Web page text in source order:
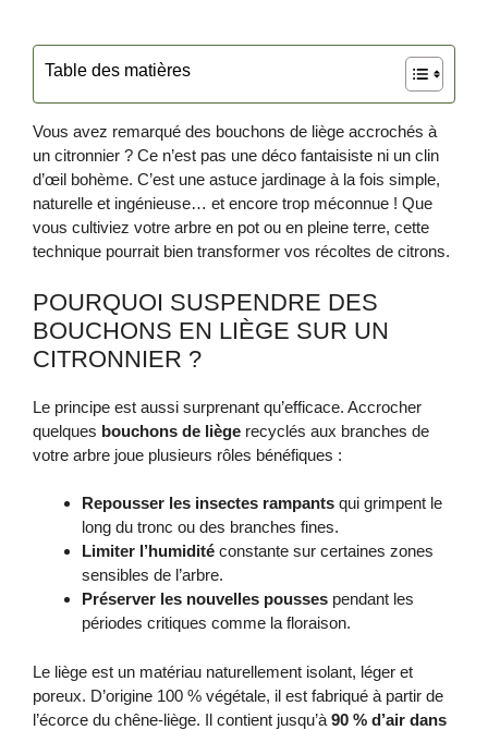
Table des matières
Vous avez remarqué des bouchons de liège accrochés à
un citronnier ? Ce n’est pas une déco fantaisiste ni un clin
d’œil bohème. C’est une astuce jardinage à la fois simple,
naturelle et ingénieuse… et encore trop méconnue ! Que
vous cultiviez votre arbre en pot ou en pleine terre, cette
technique pourrait bien transformer vos récoltes de citrons.
POURQUOI SUSPENDRE DES
BOUCHONS EN LIÈGE SUR UN
CITRONNIER ?
Le principe est aussi surprenant qu’efficace. Accrocher
quelques bouchons de liège recyclés aux branches de
votre arbre joue plusieurs rôles bénéfiques :
Repousser les insectes rampants qui grimpent le
long du tronc ou des branches fines.
Limiter l’humidité constante sur certaines zones
sensibles de l’arbre.
Préserver les nouvelles pousses pendant les
périodes critiques comme la floraison.
Le liège est un matériau naturellement isolant, léger et
poreux. D’origine 100 % végétale, il est fabriqué à partir de
l’écorce du chêne-liège. Il contient jusqu’à 90 % d’air dans